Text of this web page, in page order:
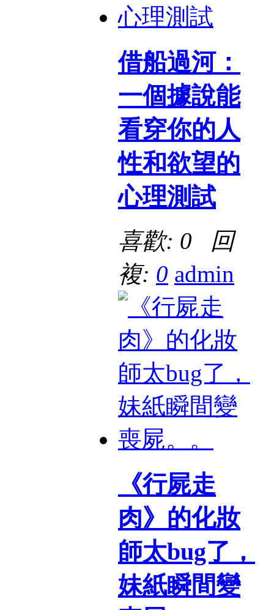
借船過河：
一個據說能
看穿你的人
性和欲望的
心理測試
喜歡: 0 回
複: 0 admin
《行屍走
肉》的化妝
師太bug了，
妹紙瞬間變